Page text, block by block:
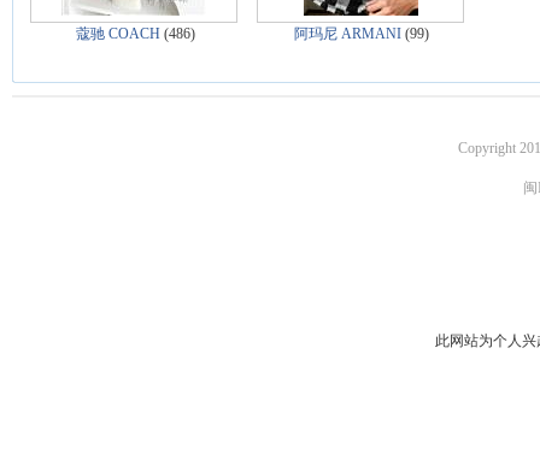
蔻驰 COACH(486) 阿玛尼 ARMANI (99)
Copyright
此网站为个人